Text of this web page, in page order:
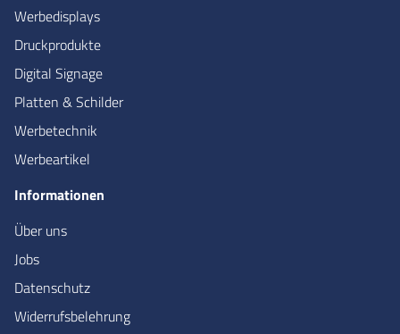
Werbedisplays
Druckprodukte
Digital Signage
Platten & Schilder
Werbetechnik
Werbeartikel
Informationen
Über uns
Jobs
Datenschutz
Widerrufsbelehrung